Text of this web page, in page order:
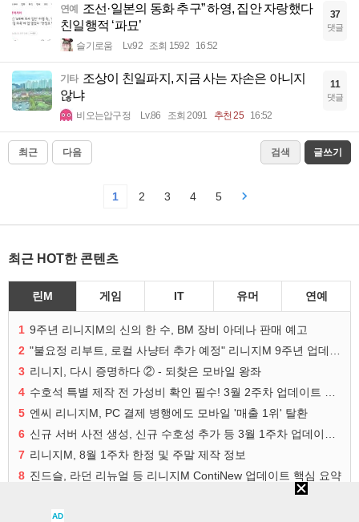
연예 조선·일본의 동화 추구” 하영, 집안 자랑했다
친일행적 ‘파묘’
슬기로움 Lv.92 조회 1592 16:52
37
댓글
기타 조상이 친일파지, 지금 사는 자손은 아니지
않냐
비오는압구정 Lv.86 조회 2091 추천 25 16:52
11
댓글
최근 다음 검색 글쓰기
1 2 3 4 5
최근 HOT한 콘텐츠
린M 게임 IT 유머 연예
1 9주년 리니지M의 신의 한 수, BM 장비 아데나 판매 예고
2
3 리니지, 다시 증명하다 ② - 되찾은 모바일 왕좌
4
5 엔씨 리니지M, PC 결제 병행에도 모바일 '매출 1위' 탈환
6
7 리니지M, 8월 1주차 한정 및 주말 제작 정보
8 진드슬, 라던 리뉴얼 등 리니지M ContiNew 업데이트 핵심 요약
요정 리부트 "활요정 프레임 파괴, 검요정 향수 부활"
AD